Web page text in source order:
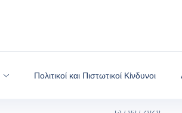
Πολιτικοί και Πιστωτικοί Κίνδυνοι
2 νέα,
13 / 05 / 2026